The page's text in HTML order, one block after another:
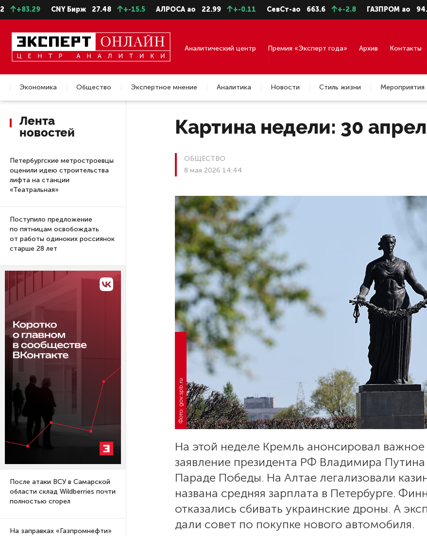
CNY Бирж 27.48 +-15.5 АЛРОСА ао 22.99 +-0.11 СевСт-ао 663.6 +-2.8 ГАЗПРОМ ао 94.73 +-
Аналитический центр Премия «Эксперт года» Архив Контакты
Экономика Общество Экспертное мнение Аналитика Новости Стиль жизни Мероприятия
Недвижимость
Лента
новостей
Петербургские метростроевцы
оценили идею строительства
лифта на станции
«Театральная»
Поступило предложение
по пятницам освобождать
от работы одиноких россиянок
старше 28 лет
После атаки ВСУ в Самарской
области склад Wildberries почти
полностью сгорел
На заправках «Газпромнефти»
Картина недели: 30
ОБЩЕСТВО
8 мая 2026 14:44
Фото: gov.spb.ru
На этой неделе Кремль анонсировал важное
заявление президента РФ Владимира Путина
Параде Победы. На Алтае легализовали
названа средняя зарплата в Петербурге.
отказались сбивать украинские дроны. А
дали совет по покупке нового автомобиля.